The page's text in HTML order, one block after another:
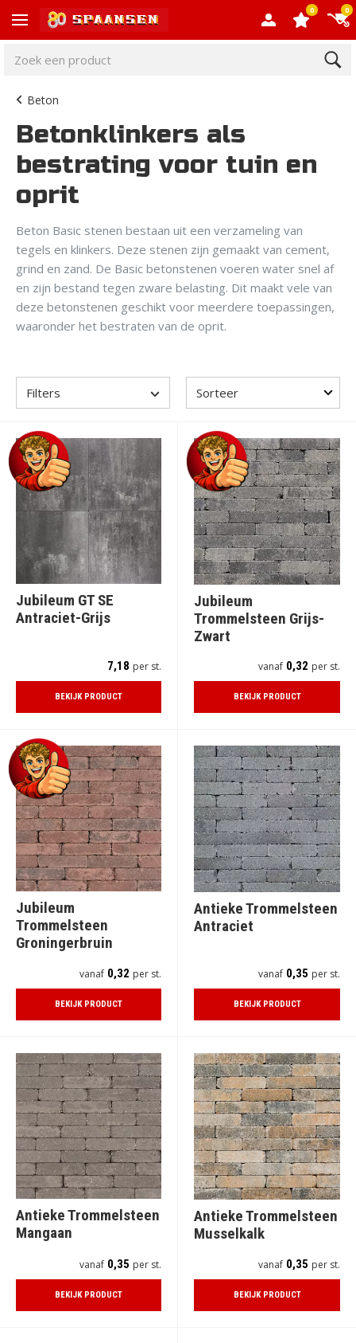
0 0
Beton
Betonklinkers als
bestrating voor tuin en
oprit
‍Beton Basic stenen bestaan uit een verzameling van
tegels en klinkers. Deze stenen zijn gemaakt van cement,
grind en zand. De Basic betonstenen voeren water snel af
en zijn bestand tegen zware belasting. Dit maakt vele van
deze betonstenen geschikt voor meerdere toepassingen,
waaronder het bestraten van de oprit.
Filters
Jubileum GT SE
Antraciet-Grijs
7,18 per st.
BEKIJK PRODUCT
Jubileum
Trommelsteen Grijs-
Zwart
vanaf 0,32 per st.
BEKIJK PRODUCT
Jubileum
Trommelsteen
Groningerbruin
vanaf 0,32 per st.
BEKIJK PRODUCT
Antieke Trommelsteen
Antraciet
vanaf 0,35 per st.
BEKIJK PRODUCT
Antieke Trommelsteen
Mangaan
vanaf 0,35 per st.
BEKIJK PRODUCT
Antieke Trommelsteen
Musselkalk
vanaf 0,35 per st.
BEKIJK PRODUCT